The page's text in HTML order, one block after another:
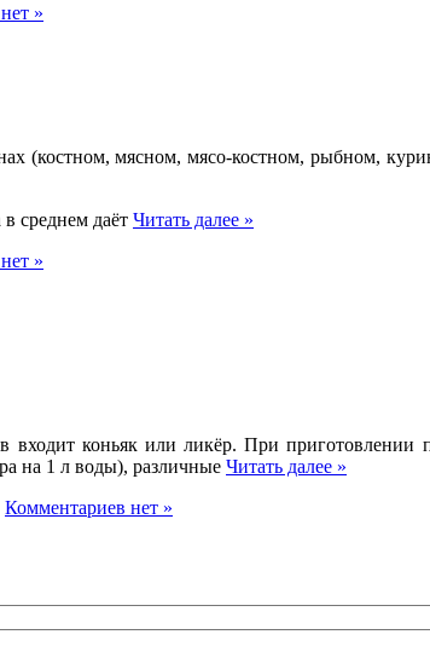
»
(костном, мясном, мясо-костном, рыбном,
среднем даёт Читать далее »
»
входит коньяк или ликёр. При
на 1 л воды), различные Читать далее »
Комментариев нет »